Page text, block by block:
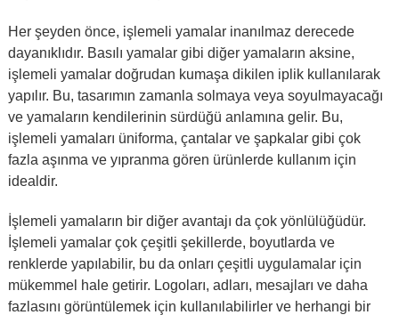
Her şeyden önce, işlemeli yamalar inanılmaz derecede
dayanıklıdır. Basılı yamalar gibi diğer yamaların aksine,
işlemeli yamalar doğrudan kumaşa dikilen iplik kullanılarak
yapılır. Bu, tasarımın zamanla solmaya veya soyulmayacağı
ve yamaların kendilerinin sürdüğü anlamına gelir. Bu,
işlemeli yamaları üniforma, çantalar ve şapkalar gibi çok
fazla aşınma ve yıpranma gören ürünlerde kullanım için
idealdir.
İşlemeli yamaların bir diğer avantajı da çok yönlülüğüdür.
İşlemeli yamalar çok çeşitli şekillerde, boyutlarda ve
renklerde yapılabilir, bu da onları çeşitli uygulamalar için
mükemmel hale getirir. Logoları, adları, mesajları ve daha
fazlasını görüntülemek için kullanılabilirler ve herhangi bir